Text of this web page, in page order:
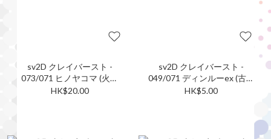
sv2D クレイバースト -
073/071 ヒノヤコマ (火箭
雀) AR
HK$20.00
sv2D クレイバースト -
049/071 ディンルーex (古鼎
鹿ex) RR
HK$5.00